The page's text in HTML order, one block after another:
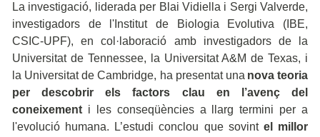
La investigació, liderada per Blai Vidiella i Sergi Valverde,
investigadors de l'Institut de Biologia Evolutiva (IBE,
CSIC-UPF), en col·laboració amb investigadors de la
Universitat de Tennessee, la Universitat A&M de Texas, i
la Universitat de Cambridge, ha presentat una nova teoria
per descobrir els factors clau en l’avenç del
coneixement i les conseqüències a llarg termini per a
l'evolució humana. L’estudi conclou que sovint el millor